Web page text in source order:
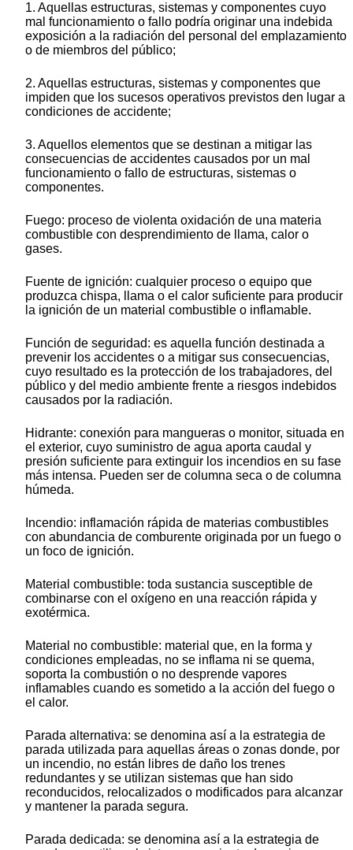
1. Aquellas estructuras, sistemas y componentes cuyo
mal funcionamiento o fallo podría originar una indebida
exposición a la radiación del personal del emplazamiento
o de miembros del público;
2. Aquellas estructuras, sistemas y componentes que
impiden que los sucesos operativos previstos den lugar a
condiciones de accidente;
3. Aquellos elementos que se destinan a mitigar las
consecuencias de accidentes causados por un mal
funcionamiento o fallo de estructuras, sistemas o
componentes.
Fuego: proceso de violenta oxidación de una materia
combustible con desprendimiento de llama, calor o
gases.
Fuente de ignición: cualquier proceso o equipo que
produzca chispa, llama o el calor suficiente para producir
la ignición de un material combustible o inflamable.
Función de seguridad: es aquella función destinada a
prevenir los accidentes o a mitigar sus consecuencias,
cuyo resultado es la protección de los trabajadores, del
público y del medio ambiente frente a riesgos indebidos
causados por la radiación.
Hidrante: conexión para mangueras o monitor, situada en
el exterior, cuyo suministro de agua aporta caudal y
presión suficiente para extinguir los incendios en su fase
más intensa. Pueden ser de columna seca o de columna
húmeda.
Incendio: inflamación rápida de materias combustibles
con abundancia de comburente originada por un fuego o
un foco de ignición.
Material combustible: toda sustancia susceptible de
combinarse con el oxígeno en una reacción rápida y
exotérmica.
Material no combustible: material que, en la forma y
condiciones empleadas, no se inflama ni se quema,
soporta la combustión o no desprende vapores
inflamables cuando es sometido a la acción del fuego o
el calor.
Parada alternativa: se denomina así a la estrategia de
parada utilizada para aquellas áreas o zonas donde, por
un incendio, no están libres de daño los trenes
redundantes y se utilizan sistemas que han sido
reconducidos, relocalizados o modificados para alcanzar
y mantener la parada segura.
Parada dedicada: se denomina así a la estrategia de